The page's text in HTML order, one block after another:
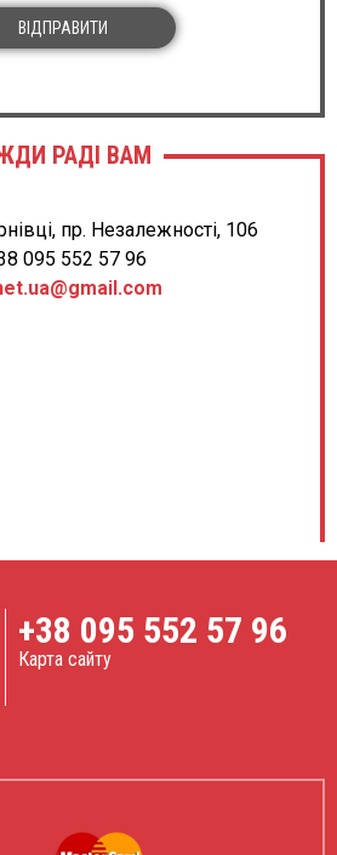
ВІДПРАВИТИ
РАДІ ВАМ
пр. Незалежності, 106
095 552 57 96
+38 095 552 57 96
Карта сайту